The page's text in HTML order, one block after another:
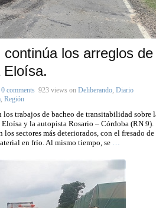
los arreglos de
Eloísa.
0 comments 923 views on Deliberando Diario
Región
los trabajos de bacheo de transitabilidad sobre
y la autopista Rosario – Córdoba (RN 9).
sectores más deteriorados, con el fresado de
en frío. Al mismo tiempo, se